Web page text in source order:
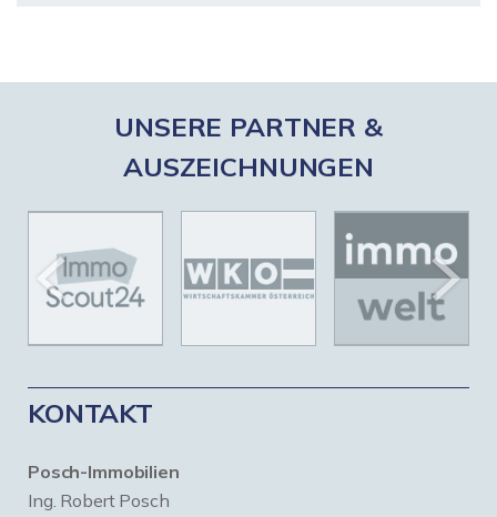
UNSERE PARTNER &
AUSZEICHNUNGEN
KONTAKT
Posch-Immobilien
Ing. Robert Posch